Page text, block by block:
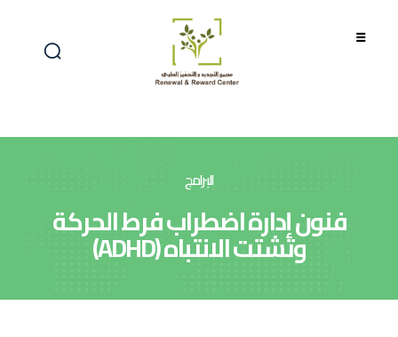
البرامج
فنون إدارة اضطراب فرط الحركة
وتشتت الانتباه (ADHD)